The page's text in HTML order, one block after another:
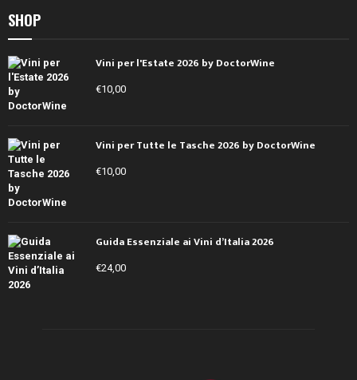
SHOP
Vini per l'Estate 2026 by DoctorWine
€10,00
Vini per Tutte le Tasche 2026 by DoctorWine
€10,00
Guida Essenziale ai Vini d’Italia 2026
€24,00